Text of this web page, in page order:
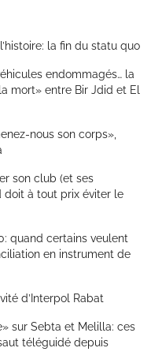
la fin du statu quo
endommagés… la
mort» entre Bir Jdid et El
nous son corps»,
son club (et ses
doit à tout prix éviter le
quand certains veulent
en instrument de
d’Interpol Rabat
sur Sebta et Melilla: ces
téléguidé depuis